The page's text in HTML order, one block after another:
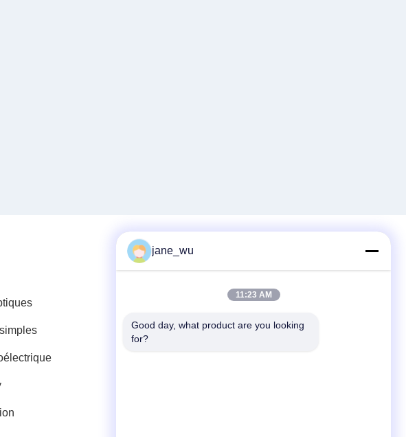
Télégramme
86-0551-63840886
jane_wu
11:23 AM
Good day, what product are you looking
for?